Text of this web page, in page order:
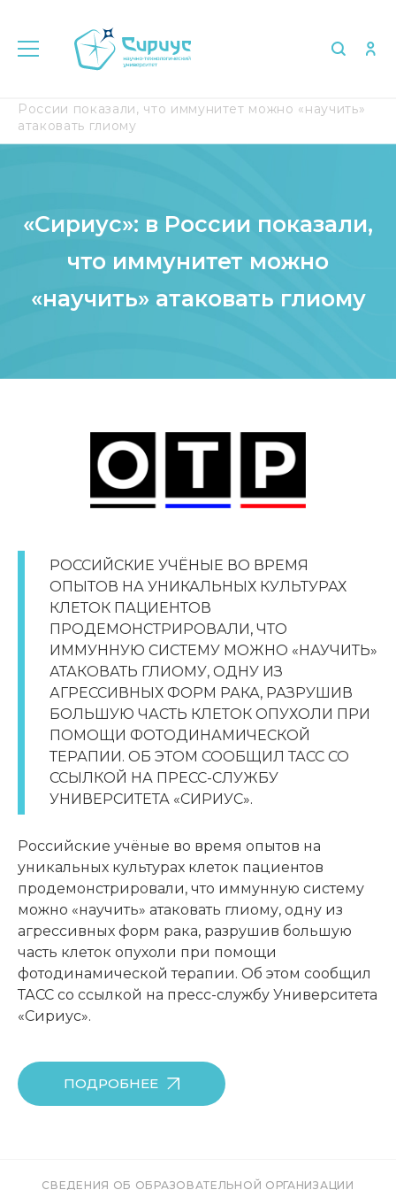
России показали, что иммунитет можно «научить»
атаковать глиому
«Сириус»: в России показали,
что иммунитет можно
«научить» атаковать глиому
РОССИЙСКИЕ УЧЁНЫЕ ВО ВРЕМЯ
ОПЫТОВ НА УНИКАЛЬНЫХ КУЛЬТУРАХ
КЛЕТОК ПАЦИЕНТОВ
ПРОДЕМОНСТРИРОВАЛИ, ЧТО
ИММУННУЮ СИСТЕМУ МОЖНО «НАУЧИТЬ»
АТАКОВАТЬ ГЛИОМУ, ОДНУ ИЗ
АГРЕССИВНЫХ ФОРМ РАКА, РАЗРУШИВ
БОЛЬШУЮ ЧАСТЬ КЛЕТОК ОПУХОЛИ ПРИ
ПОМОЩИ ФОТОДИНАМИЧЕСКОЙ
ТЕРАПИИ. ОБ ЭТОМ СООБЩИЛ ТАСС СО
ССЫЛКОЙ НА ПРЕСС-СЛУЖБУ
УНИВЕРСИТЕТА «СИРИУС».
Российские учёные во время опытов на
уникальных культурах клеток пациентов
продемонстрировали, что иммунную систему
можно «научить» атаковать глиому, одну из
агрессивных форм рака, разрушив большую
часть клеток опухоли при помощи
фотодинамической терапии. Об этом сообщил
ТАСС со ссылкой на пресс-службу Университета
«Сириус».
ПОДРОБНЕЕ
СВЕДЕНИЯ ОБ ОБРАЗОВАТЕЛЬНОЙ ОРГАНИЗАЦИИ